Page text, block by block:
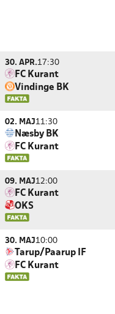
30. APR.17:30
FC Kurant
Vindinge BK
02. MAJ11:30
Næsby BK
FC Kurant
09. MAJ12:00
FC Kurant
OKS
30. MAJ10:00
Tarup/Paarup IF
FC Kurant